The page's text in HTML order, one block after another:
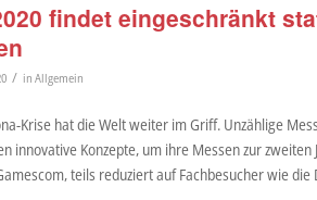
findet eingeschränkt
/ inAllgemein
Krise hat die Welt weiter im Griff. Unzählige
innovative Konzepte, um ihre Messen zur
teils reduziert auf Fachbesucher wie die